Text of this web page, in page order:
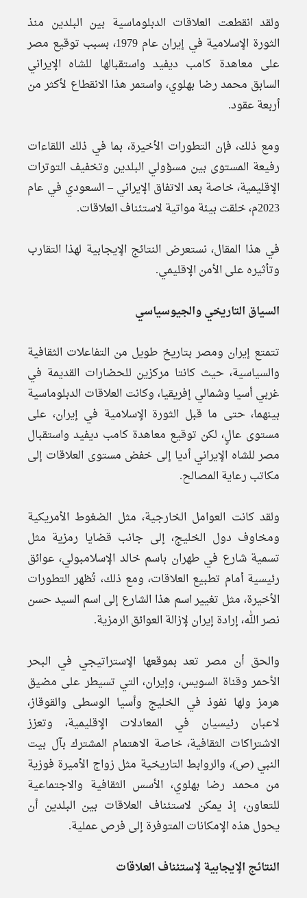
ولقد انقطعت العلاقات الدبلوماسية بين البلدين منذ
الثورة الإسلامية في إيران عام 1979، بسبب توقيع مصر
على معاهدة كامب ديفيد واستقبالها للشاه الإيراني
السابق محمد رضا بهلوي، واستمر هذا الانقطاع لأكثر من
أربعة عقود.
ومع ذلك، فإن التطورات الأخيرة، بما في ذلك اللقاءات
رفيعة المستوى بين مسؤولي البلدين وتخفيف التوترات
الإقليمية، خاصة بعد الاتفاق الإيراني – السعودي في عام
2023م، خلقت بيئة مواتية لاستئناف العلاقات.
في هذا المقال، نستعرض النتائج الإيجابية لهذا التقارب
وتأثيره على الأمن الإقليمي.
السياق التاريخي والجيوسياسي
تتمتع إيران ومصر بتاريخ طويل من التفاعلات الثقافية
والسياسية، حيث كانتا مركزين للحضارات القديمة في
غربي أسيا وشمالي إفريقيا، وكانت العلاقات الدبلوماسية
بينهما، حتى ما قبل الثورة الإسلامية في إيران، على
مستوى عالٍ، لكن توقيع معاهدة كامب ديفيد واستقبال
مصر للشاه الإيراني أديا إلى خفض مستوى العلاقات إلى
مكاتب رعاية المصالح.
ولقد كانت العوامل الخارجية، مثل الضغوط الأمريكية
ومخاوف دول الخليج، إلى جانب قضايا رمزية مثل
تسمية شارع في طهران باسم خالد الإسلامبولي، عوائق
رئيسية أمام تطبيع العلاقات، ومع ذلك، تُظهر التطورات
الأخيرة، مثل تغيير اسم هذا الشارع إلى اسم السيد حسن
نصر الله، إرادة إيران لإزالة العوائق الرمزية.
والحق أن مصر تعد بموقعها الإستراتيجي في البحر
الأحمر وقناة السويس، وإيران، التي تسيطر على مضيق
هرمز ولها نفوذ في الخليج وأسيا الوسطى والقوقاز،
لاعبان رئيسيان في المعادلات الإقليمية، وتعزز
الاشتراكات الثقافية، خاصة الاهتمام المشترك بآل بيت
النبي (ص)، والروابط التاريخية مثل زواج الأميرة فوزية
من محمد رضا بهلوي، الأسس الثقافية والاجتماعية
للتعاون، إذ يمكن لاستئناف العلاقات بين البلدين أن
يحول هذه الإمكانات المتوفرة إلى فرص عملية.
النتائج الإيجابية لإستئناف العلاقات